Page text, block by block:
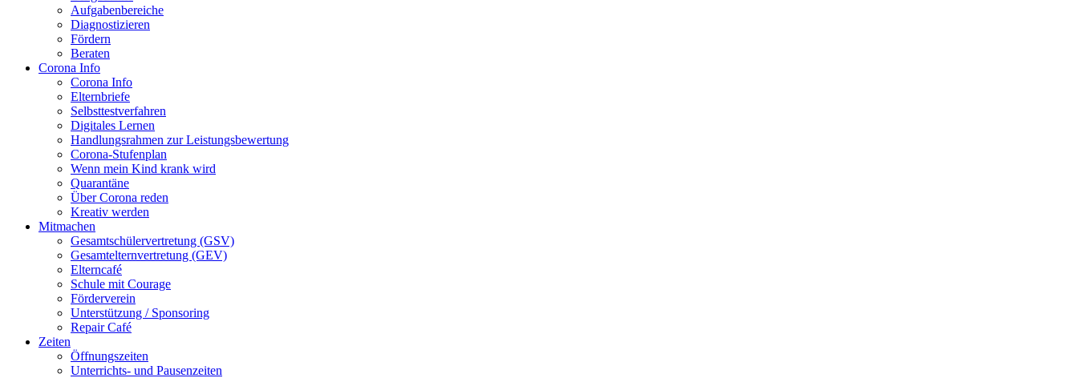
Aufgabenbereiche
Diagnostizieren
Fördern
Beraten
Corona Info
Corona Info
Elternbriefe
Selbsttestverfahren
Digitales Lernen
Handlungsrahmen zur Leistungsbewertung
Corona-Stufenplan
Wenn mein Kind krank wird
Quarantäne
Über Corona reden
Kreativ werden
Mitmachen
Gesamtschülervertretung (GSV)
Gesamtelternvertretung (GEV)
Elterncafé
Schule mit Courage
Förderverein
Unterstützung / Sponsoring
Repair Café
Zeiten
Öffnungszeiten
Unterrichts- und Pausenzeiten